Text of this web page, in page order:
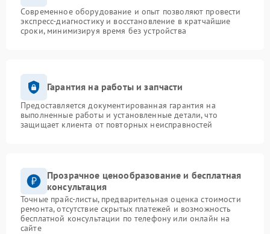
Современное оборудование и опыт позволяют провести
экспресс-диагностику и восстановление в кратчайшие
сроки, минимизируя время без устройства
Гарантия на работы и запчасти
Предоставляется документированная гарантия на
выполненные работы и установленные детали, что
защищает клиента от повторных неисправностей
Прозрачное ценообразование и бесплатная
консультация
Точные прайс-листы, предварительная оценка стоимости
ремонта, отсутствие скрытых платежей и возможность
бесплатной консультации по телефону или онлайн на
сайте